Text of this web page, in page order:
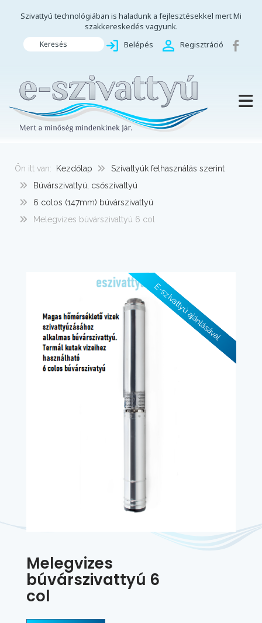
Szivattyú technológiában is haladunk a fejlesztésekkel mert Mi
szakkereskedés vagyunk.
Keresés Belépés Regisztráció
Ön itt van: Kezdőlap
Szivattyúk felhasználás szerint
Búvárszivattyú, csőszivattyú
6 colos (147mm) búvárszivattyú
Melegvizes búvárszivattyú 6 col
E-szivattyú ajánlásával
Melegvizes
búvárszivattyú 6
col